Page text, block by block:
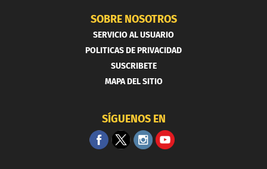
SOBRE NOSOTROS
SERVICIO AL USUARIO
POLITICAS DE PRIVACIDAD
SUSCRIBETE
MAPA DEL SITIO
SÍGUENOS EN